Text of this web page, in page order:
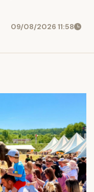
09/08/2026 11:58